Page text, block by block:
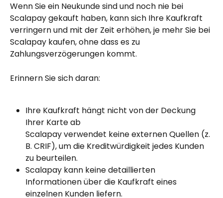
Wenn Sie ein Neukunde sind und noch nie bei
Scalapay gekauft haben, kann sich Ihre Kaufkraft
verringern und mit der Zeit erhöhen, je mehr Sie bei
Scalapay kaufen, ohne dass es zu
Zahlungsverzögerungen kommt.
Erinnern Sie sich daran:
Ihre Kaufkraft hängt nicht von der Deckung
Ihrer Karte ab
Scalapay verwendet keine externen Quellen (z.
B. CRIF), um die Kreditwürdigkeit jedes Kunden
zu beurteilen.
Scalapay kann keine detaillierten
Informationen über die Kaufkraft eines
einzelnen Kunden liefern.